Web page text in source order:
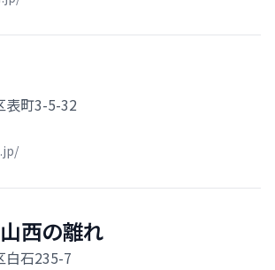
表町3-5-32
西の離れ
白石235-7